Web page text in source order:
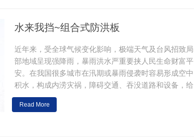
水来我挡~组合式防洪板
近年来，受全球气候变化影响，极端天气及台风招致局
部地域呈现强降雨，暴雨洪水严重要挟人民生命财富平
安。在我国很多城市在汛期或暴雨侵袭时容易形成空中
积水，构成内涝灾祸，障碍交通、吞没道路和设备，给
很多居民形成生命财富损失。
Read More